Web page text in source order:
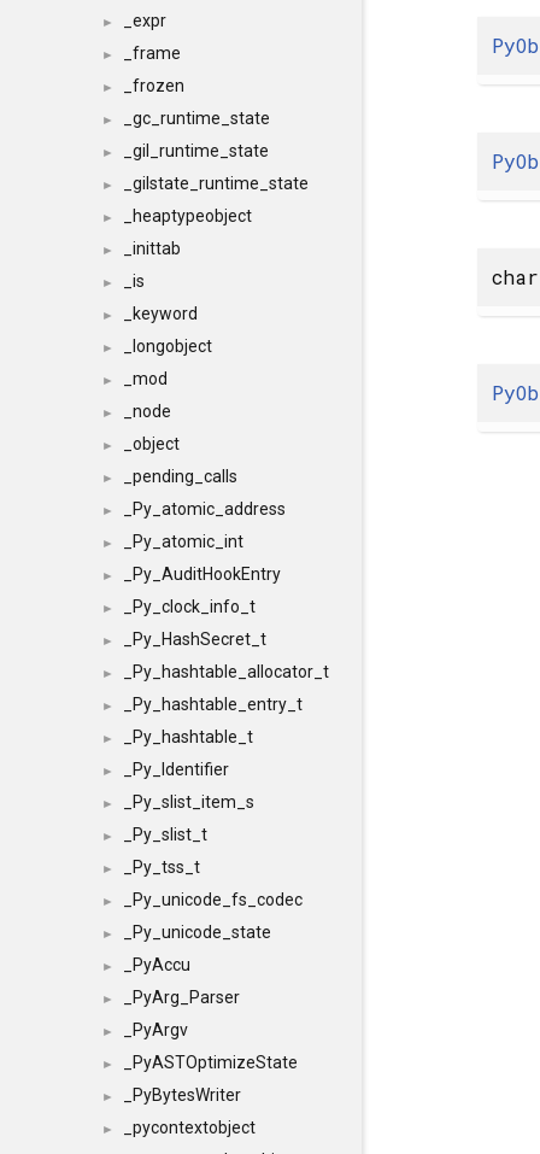
► _expr
► _frame
► _frozen
► _gc_runtime_state
► _gil_runtime_state
► _gilstate_runtime_state
► _heaptypeobject
► _inittab
► _is
► _keyword
► _longobject
► _mod
► _node
► _object
► _pending_calls
► _Py_atomic_address
► _Py_atomic_int
► _Py_AuditHookEntry
► _Py_clock_info_t
► _Py_HashSecret_t
► _Py_hashtable_allocator_t
► _Py_hashtable_entry_t
► _Py_hashtable_t
► _Py_Identifier
► _Py_slist_item_s
► _Py_slist_t
► _Py_tss_t
► _Py_unicode_fs_codec
► _Py_unicode_state
► _PyAccu
► _PyArg_Parser
► _PyArgv
► _PyASTOptimizeState
► _PyBytesWriter
►
_pycontextobject